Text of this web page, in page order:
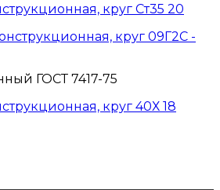
круг Ст35 20
ГОСТ 7417-75
круг 40Х 18